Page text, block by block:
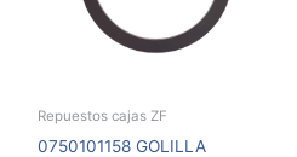
Repuestos cajas ZF
0750101158 GOLILLA